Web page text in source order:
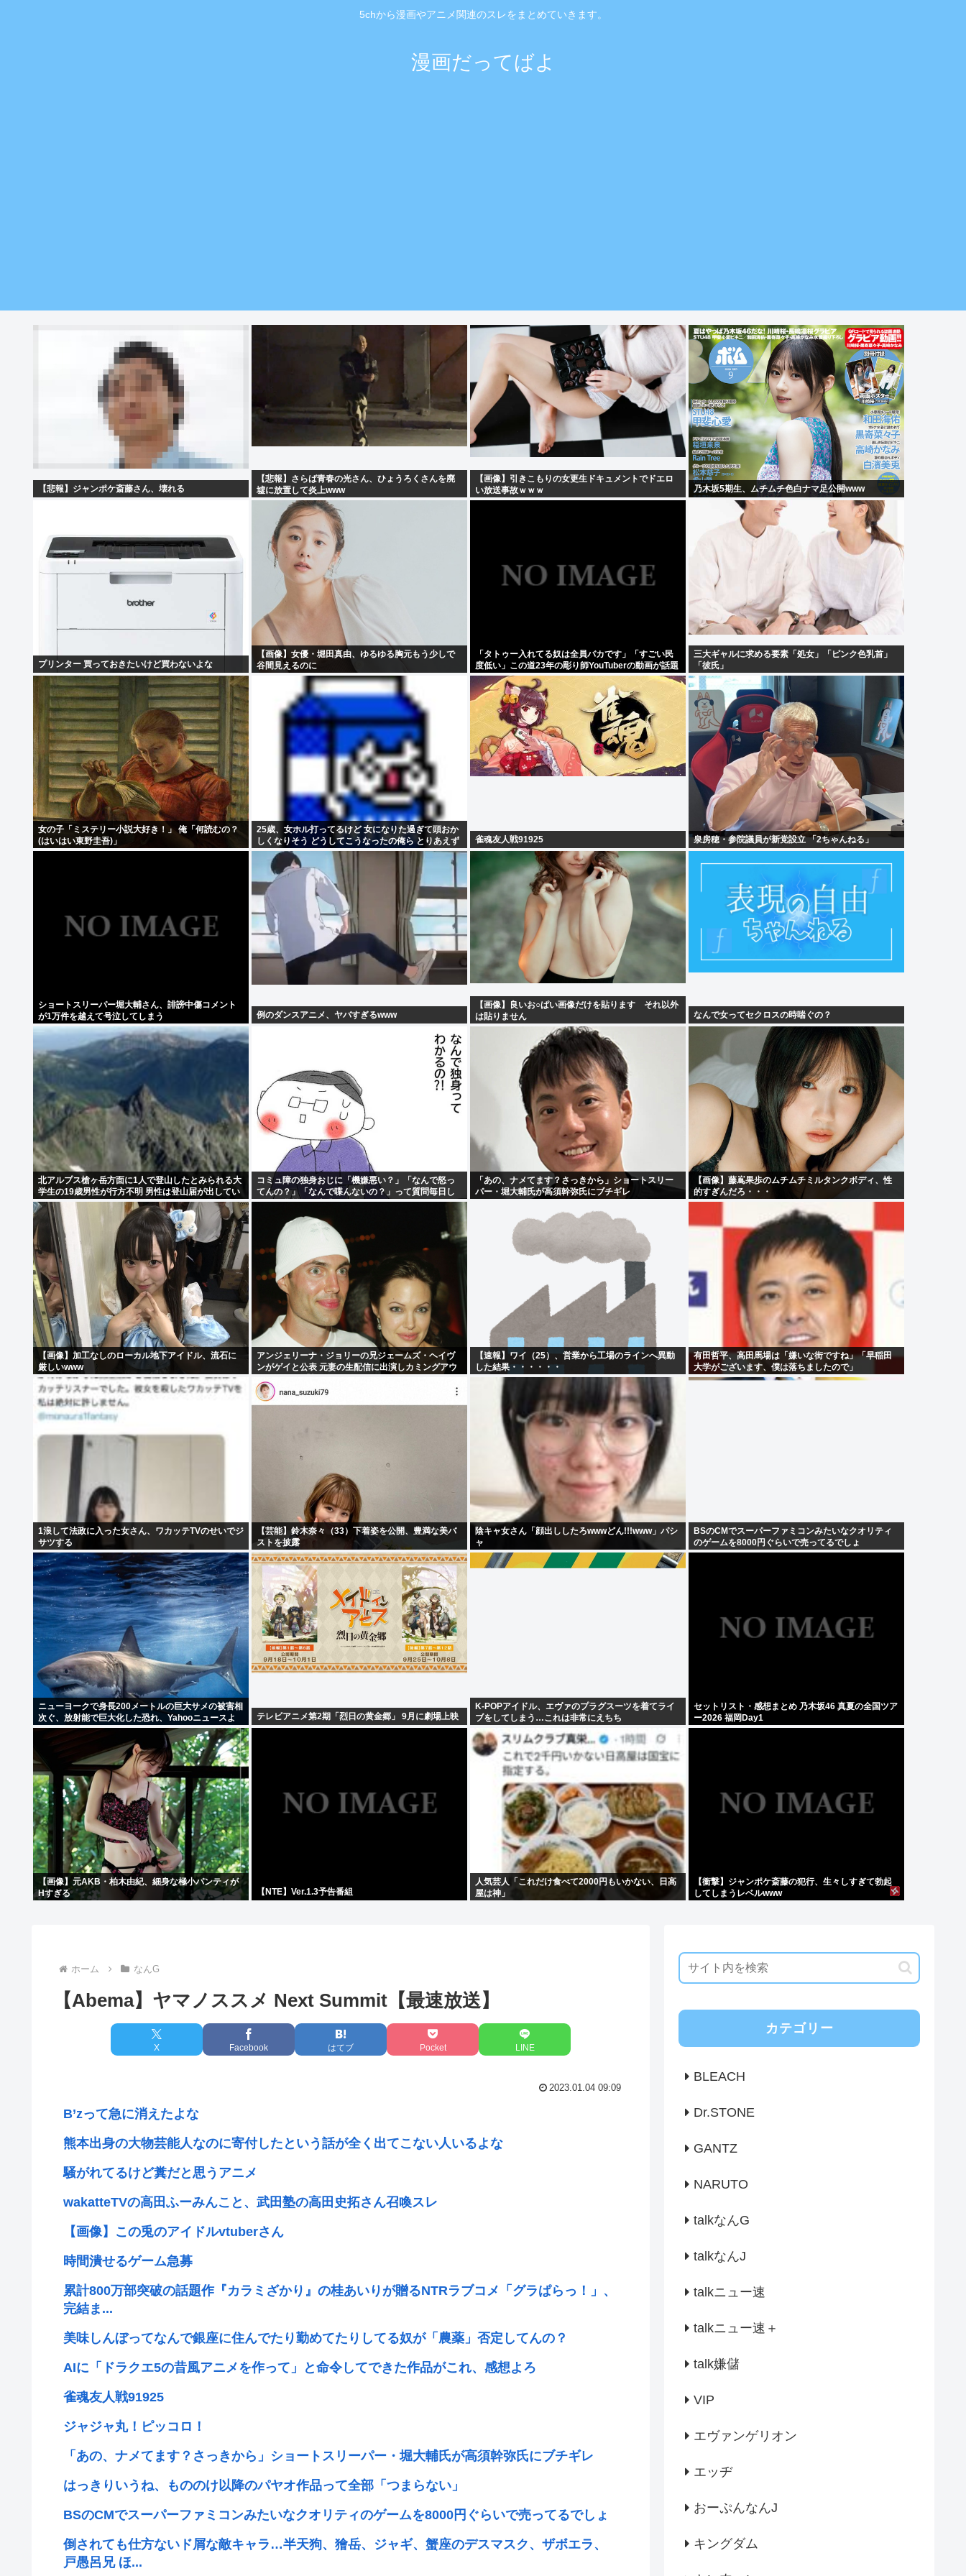
5chから漫画やアニメ関連のスレをまとめていきます。
漫画だってばよ
【悲報】ジャンポケ斎藤さん、壊れる
【悲報】さらば青春の光さん、ひょうろくさんを廃
墟に放置して炎上www
【画像】引きこもりの女更生ドキュメントでドエロ
い放送事故ｗｗｗ
乃木坂5期生、ムチムチ色白ナマ足公開www
プリンター 買っておきたいけど買わないよな
【画像】女優・堀田真由、ゆるゆる胸元もう少しで
谷間見えるのに
「タトゥー入れてる奴は全員バカです」「すごい民
度低い」この道23年の彫り師YouTuberの動画が話題
三大ギャルに求める要素「処女」「ピンク色乳首」
「彼氏」
女の子「ミステリー小説大好き！」 俺「何読むの？
(はいはい東野圭吾)」
25歳、女ホル打ってるけど 女になりた過ぎて頭おか
しくなりそう どうしてこうなったの俺ら とりあえず
オ●ニーしてきた
雀魂友人戦91925 泉房穂・参院議員が新党設立 「2ちゃんねる」
ショートスリーパー堀大輔さん、誹謗中傷コメント
が1万件を越えて号泣してしまう
例のダンスアニメ、ヤバすぎるwww
【画像】良いお○ぱい画像だけを貼ります それ以外
は貼りません
なんで女ってセクロスの時喘ぐの？
北アルプス槍ヶ岳方面に1人で登山したとみられる大
学生の19歳男性が行方不明 男性は登山届が出してい
た
コミュ障の独身おじに「機嫌悪い？」「なんで怒っ
てんの？」「なんで喋んないの？」って質問毎日し
てたら盆前に仕事辞めててワロタwww
「あの、ナメてます？さっきから」ショートスリー
パー・堀大輔氏が高須幹弥氏にブチギレ
【画像】藤嶌果歩のムチムチミルタンクボディ、性
的すぎんだろ・・・
【画像】加工なしのローカル地下アイドル、流石に
厳しいwww
アンジェリーナ・ジョリーの兄ジェームズ・ヘイヴ
ンがゲイと公表 元妻の生配信に出演しカミングアウ
【速報】ワイ（25）、営業から工場のラインへ異動
した結果・・・・・・
有田哲平、高田馬場は「嫌いな街ですね」「早稲田
大学がございます、僕は落ちましたので」
1浪して法政に入った女さん、ワカッテTVのせいでジ
サツする
【芸能】鈴木奈々（33）下着姿を公開、豊満な美バ
ストを披露
陰キャ女さん「顔出ししたろwwwどん!!!www」パシ
ャ
BSのCMでスーパーファミコンみたいなクオリティ
のゲームを8000円ぐらいで売ってるでしょ
ニューヨークで身長200メートルの巨大サメの被害相
次ぐ、放射能で巨大化した恐れ、Yahooニュースよ
り
テレビアニメ第2期「烈日の黄金郷」 9月に劇場上映
K-POPアイドル、エヴァのプラグスーツを着てライ
ブをしてしまう…これは非常にえちち
セットリスト・感想まとめ 乃木坂46 真夏の全国ツア
ー2026 福岡Day1
【画像】元AKB・柏木由紀、細身な極小パンティが
Hすぎる
【NTE】Ver.1.3予告番組
人気芸人「これだけ食べて2000円もいかない、日高
屋は神」
【衝撃】ジャンポケ斎藤の犯行、生々しすぎて勃起
してしまうレベルwww
ホーム なんG
【Abema】ヤマノススメ Next Summit【最速放送】
X Facebook はてブ Pocket LINE
2023.01.04 09:09
B’zって急に消えたよな
熊本出身の大物芸能人なのに寄付したという話が全く出てこない人いるよな
騒がれてるけど糞だと思うアニメ
wakatteTVの高田ふーみんこと、武田塾の高田史拓さん召喚スレ
【画像】この兎のアイドルvtuberさん
時間潰せるゲーム急募
累計800万部突破の話題作『カラミざかり』の桂あいりが贈るNTRラブコメ「グラぱらっ！」、
完結ま...
美味しんぼってなんで銀座に住んでたり勤めてたりしてる奴が「農薬」否定してんの？
AIに「ドラクエ5の昔風アニメを作って」と命令してできた作品がこれ、感想よろ
雀魂友人戦91925
ジャジャ丸！ピッコロ！
「あの、ナメてます？さっきから」ショートスリーパー・堀大輔氏が高須幹弥氏にブチギレ
はっきりいうね、もののけ以降のパヤオ作品って全部「つまらない」
BSのCMでスーパーファミコンみたいなクオリティのゲームを8000円ぐらいで売ってるでしょ
倒されても仕方ないド屑な敵キャラ…半天狗、獪岳、ジャギ、蟹座のデスマスク、ザボエラ、
戸愚呂兄 ほ...
カテゴリー
BLEACH
Dr.STONE
GANTZ
NARUTO
talkなんG
talkなんJ
talkニュー速
talkニュー速＋
talk嫌儲
VIP
エヴァンゲリオン
エッヂ
おーぷんなんJ
キングダム